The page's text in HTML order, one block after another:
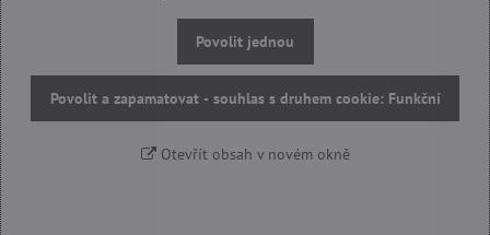
Povolit jednou
Povolit a zapamatovat - souhlas s druhem cookie: Funkční
Otevřít obsah v novém okně